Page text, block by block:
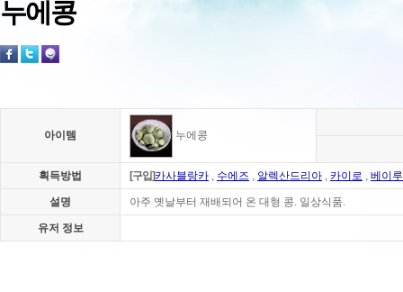
누에콩
아이템 누에콩
획득방법 [구입]카사블랑카 , 수에즈 , 알렉산드리아 , 카이로 , 베이
설명 아주 옛날부터 재배되어 온 대형 콩. 일상식품.
유저 정보